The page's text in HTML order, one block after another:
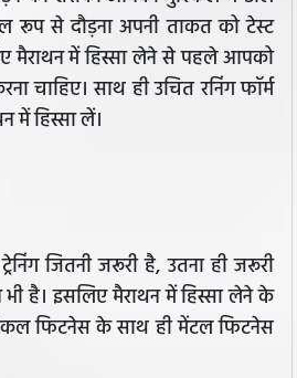
रूप से दौड़ना अपनी ताकत को टेस्ट
मैराथन में हिस्सा लेने से पहले आपको
चाहिए। साथ ही उचित रनिंग फॉर्म
में हिस्सा लें।
जितनी जरूरी है, उतना ही जरूरी
है। इसलिए मैराथन में हिस्सा लेने के
फिटनेस के साथ ही मेंटल फिटनेस